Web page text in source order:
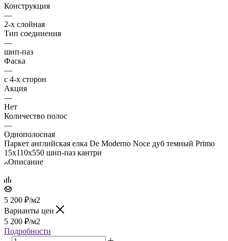
Конструкция
—
2-х слойная
Тип соединения
—
шип-паз
Фаска
—
с 4-х сторон
Акция
—
Нет
Количество полос
—
Однополосная
Паркет английская елка De Moderno Noce дуб темный Primo
15х110х550 шип-паз кантри
Описание
5 200 ₽/м2
Варианты цен
5 200 ₽/м2
Подробности